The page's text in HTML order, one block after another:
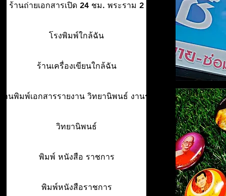
ร้านถ่ายเอกสารเปิด 24 ชม. พระราม 2
โรงพิมพ์ใกล้ฉัน
ร้านเครื่องเขียนใกล้ฉัน
านพิมพ์เอกสารรายงาน วิทยานิพนธ์ งานรา
วิทยานิพนธ์
พิมพ์ หนังสือ ราชการ
พิมพ์หนังสือราชการ